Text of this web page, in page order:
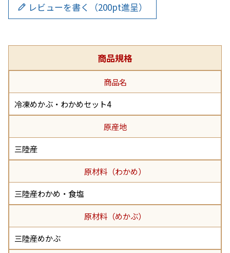
レビューを書く（200pt進呈）
商品規格
商品名
冷凍めかぶ・わかめセット4
原産地
三陸産
原材料（わかめ）
三陸産わかめ・食塩
原材料（めかぶ）
三陸産めかぶ